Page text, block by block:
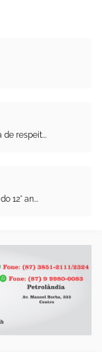
respeit...
12° an...